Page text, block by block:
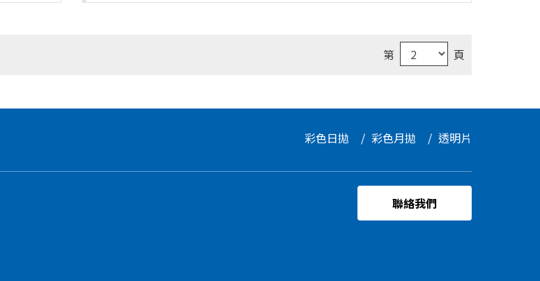
第 頁
彩色日拋 彩色月拋 透明片
miacare聯絡我們